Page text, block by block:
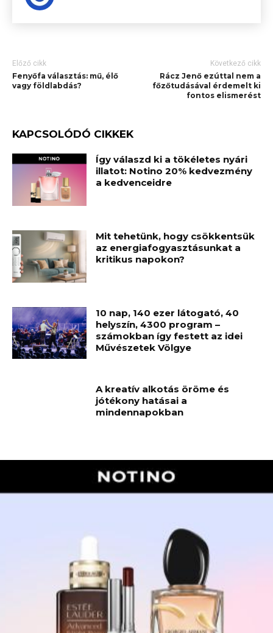
Előző cikk
Fenyőfa választás: mű, élő
vagy földlabdás?
Következő cikk
Rácz Jenő ezúttal nem a
főzőtudásával érdemelt ki
fontos elismerést
KAPCSOLÓDÓ CIKKEK
Így válaszd ki a tökéletes nyári
illatot: Notino 20% kedvezmény
a kedvenceidre
Mit tehetünk, hogy csökkentsük
az energiafogyasztásunkat a
kritikus napokon?
10 nap, 140 ezer látogató, 40
helyszín, 4300 program –
számokban így festett az idei
Művészetek Völgye
A kreatív alkotás öröme és
jótékony hatásai a
mindennapokban